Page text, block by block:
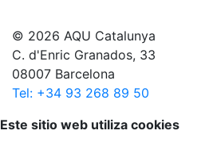
© 2026 AQU Catalunya
C. d'Enric Granados, 33
08007 Barcelona
Tel: +34 93 268 89 50
Volver arriba
Este sitio web utiliza cookies